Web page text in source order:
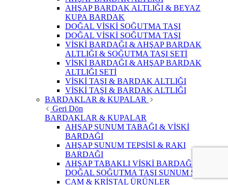
AHŞAP BARDAK ALTLIĞI & BEYAZ
KUPA BARDAK
DOĞAL VİSKİ SOĞUTMA TAŞI
DOĞAL VİSKİ SOĞUTMA TAŞI
VİSKİ BARDAĞI & AHŞAP BARDAK
ALTLIĞI & SOĞUTMA TAŞI SETİ
VİSKİ BARDAĞI & AHŞAP BARDAK
ALTLIĞI SETİ
VİSKİ TAŞI & BARDAK ALTLIĞI
VİSKİ TAŞI & BARDAK ALTLIĞI
BARDAKLAR & KUPALAR
Geri Dön
BARDAKLAR & KUPALAR
AHŞAP SUNUM TABAĞI & VİSKİ
BARDAĞI
AHŞAP SUNUM TEPSİSİ & RAKI
BARDAĞI
AHŞAP TABAKLI VİSKİ BARDAĞI &
DOĞAL SOĞUTMA TAŞI SUNUM SETİ
CAM & KRİSTAL ÜRÜNLER